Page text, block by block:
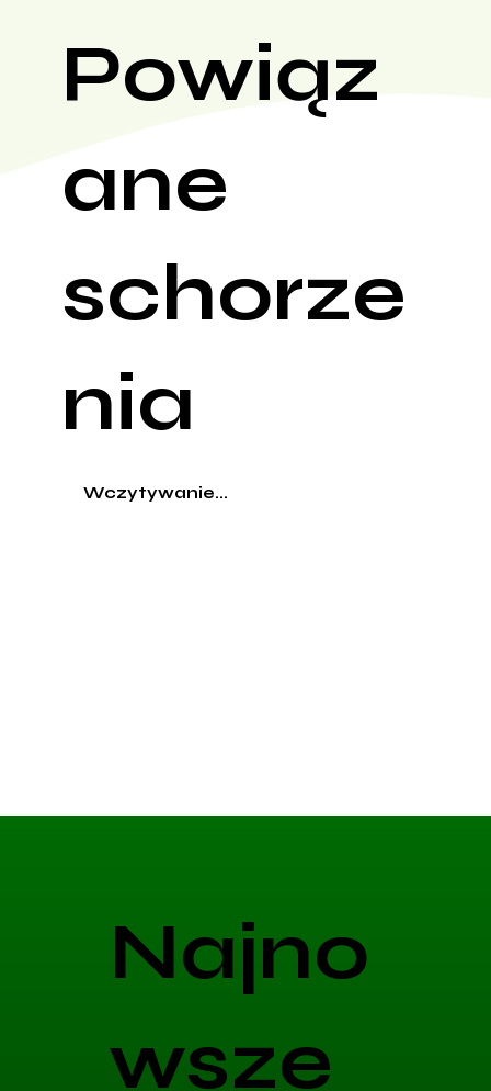
Powiąz
ane
schorze
nia
Wczytywanie...
Najno
wsze